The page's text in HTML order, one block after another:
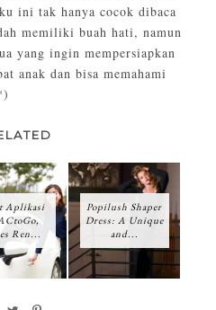
ini tak hanya cocok dibaca
memiliki buah hati, namun
yang ingin mempersiapkan
anak dan bisa memahami
Aplikasi
Ren...
Popilush Shaper
Dress: A Unique
and...